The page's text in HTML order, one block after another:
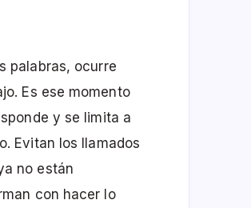
palabras, ocurre
Es ese momento
y se limita a
Evitan los llamados
no están
con hacer lo